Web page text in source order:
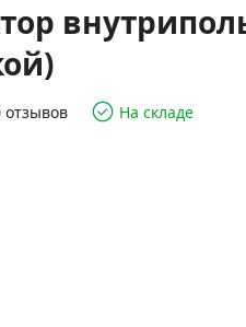
отзывов На складе